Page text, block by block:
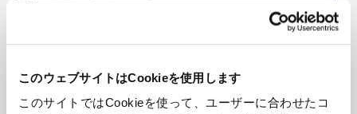
このウェブサイトはCookieを使用します
このサイトではCookieを使って、ユーザーに合わせたコ
王子エフテックスについて
企業情報